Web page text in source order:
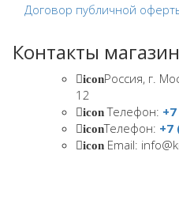
Договор публичной
Контакты
iconРоссия, г.
12
iconТелефон:
iconТелефон: +7
icon Email: